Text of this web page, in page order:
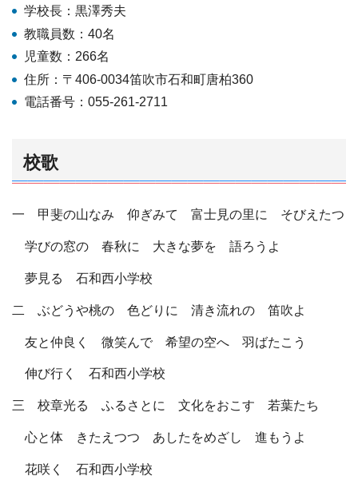
学校長：黒澤秀夫
教職員数：40名
児童数：266名
住所：〒406-0034笛吹市石和町唐柏360
電話番号：055-261-2711
校歌
一 甲斐の山なみ 仰ぎみて 富士見の里に そびえたつ
学びの窓の 春秋に 大きな夢を 語ろうよ
夢見る 石和西小学校
二 ぶどうや桃の 色どりに 清き流れの 笛吹よ
友と仲良く 微笑んで 希望の空へ 羽ばたこう
伸び行く 石和西小学校
三 校章光る ふるさとに 文化をおこす 若葉たち
心と体 きたえつつ あしたをめざし 進もうよ
花咲く 石和西小学校